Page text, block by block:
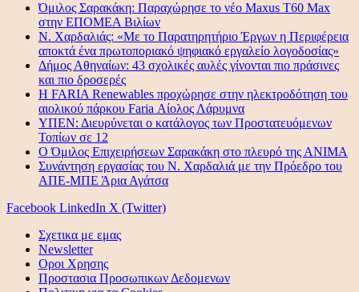
Όμιλος Σαρακάκη: Παραχώρησε το νέο Maxus T60 Max
στην ΕΠΟΜΕΑ Βιλίων
Ν. Χαρδαλιάς: «Με το Παρατηρητήριο Έργων η Περιφέρεια
αποκτά ένα πρωτοποριακό ψηφιακό εργαλείο λογοδοσίας»
Δήμος Αθηναίων: 43 σχολικές αυλές γίνονται πιο πράσινες
και πιο δροσερές
Η FARIA Renewables προχώρησε στην ηλεκτροδότηση του
αιολικού πάρκου Faria Αίολος Λάρυμνα
ΥΠΕΝ: Διευρύνεται ο κατάλογος των Προστατευόμενων
Τοπίων σε 12
O Όμιλος Επιχειρήσεων Σαρακάκη στο πλευρό της ΑΝΙΜΑ
Συνάντηση εργασίας του Ν. Χαρδαλιά με την Πρόεδρο του
ΑΠΕ-ΜΠΕ Άρια Αγάτσα
Facebook LinkedIn X (Twitter)
Σχετικα με εμας
Newsletter
Οροι Χρησης
Προστασια Προσωπικων Δεδομενων